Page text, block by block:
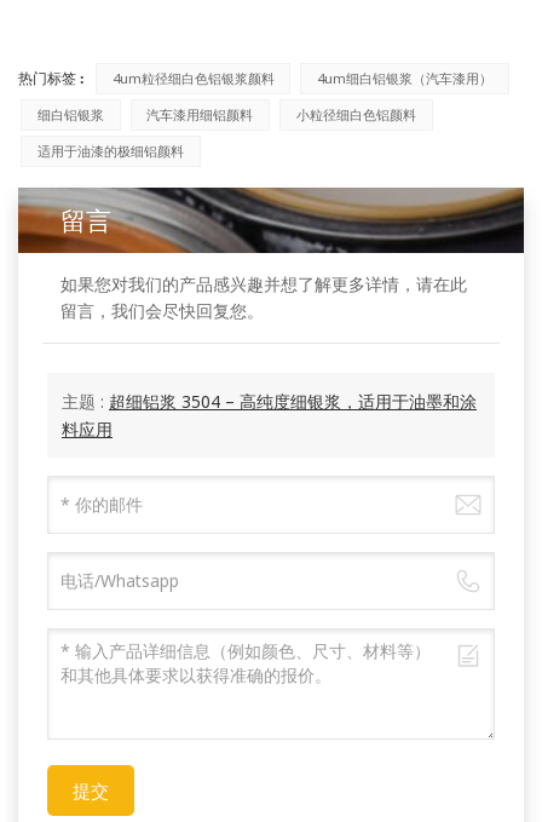
热门标签 : 4um粒径细白色铝银浆颜料
4um细白铝银浆（汽车漆用）
细白铝银浆
汽车漆用细铝颜料
小粒径细白色铝颜料
适用于油漆的极细铝颜料
留言
如果您对我们的产品感兴趣并想了解更多详情，请在此
留言，我们会尽快回复您。
主题 : 超细铝浆 3504 – 高纯度细银浆，适用于油墨和涂
料应用
提交